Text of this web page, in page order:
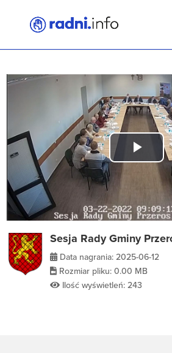
Play
Sesja Rady Gminy
Data nagrania: 2025-06-12
Rozmiar pliku: 0.00 MB
Ilość wyświetleń: 243